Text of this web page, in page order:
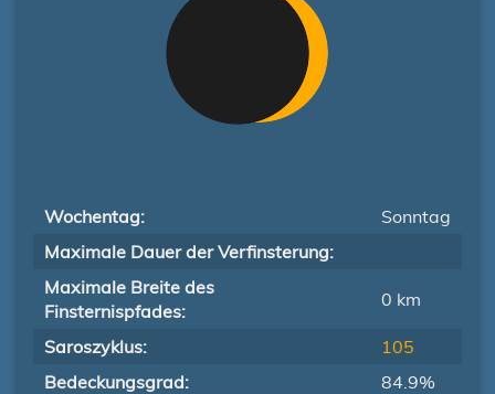
Wochentag:
Sonntag
Maximale Dauer der Verfinsterung:
Maximale Breite des
Finsternispfades:
0 km
Saroszyklus:
105
Bedeckungsgrad:
84.9%